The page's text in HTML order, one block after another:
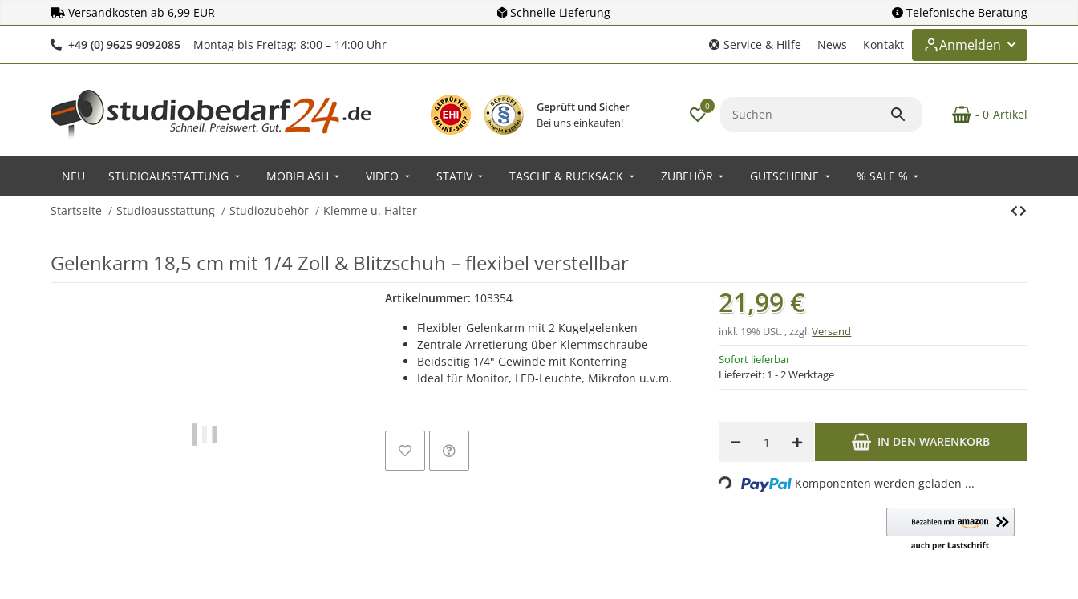
Versandkosten ab 6,99 EUR Schnelle Lieferung Telefonische Beratung
+49 (0) 9625 9092085Telefonnummer
Montag bis Freitag: 8:00 – 14:00 Uhr Service & Hilfe News Kontakt Anmelden
Geprüft und Sicher
Bei uns einkaufen!
0
- 0 Artikel
NEU STUDIOAUSSTATTUNG MOBIFLASH VIDEO STATIV TASCHE & RUCKSACK ZUBEHÖR GUTSCHEINE % SALE %
Startseite Studioausstattung Studiozubehör Klemme u. Halter
Gelenkarm 18,5 cm mit 1/4 Zoll & Blitzschuh – flexibel verstellbar
Artikelnummer: 103354
Flexibler Gelenkarm mit 2 Kugelgelenken
Zentrale Arretierung über Klemmschraube
Beidseitig 1/4" Gewinde mit Konterring
Ideal für Monitor, LED-Leuchte, Mikrofon u.v.m.
Sofort lieferbar
Lieferzeit: 1 - 2 Werktage
21,99 €
inkl. 19% USt. , zzgl.Versand
IN DEN WARENKORB
Loading... Komponenten werden geladen ...